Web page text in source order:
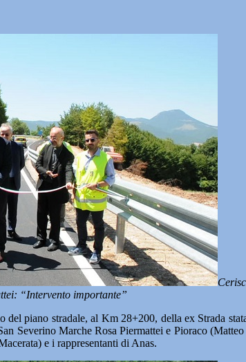
“Intervento importante”
piano stradale, al Km 28+200, della ex Strada
Severino Marche Rosa Piermattei e Pioraco
e i rappresentanti di Anas.